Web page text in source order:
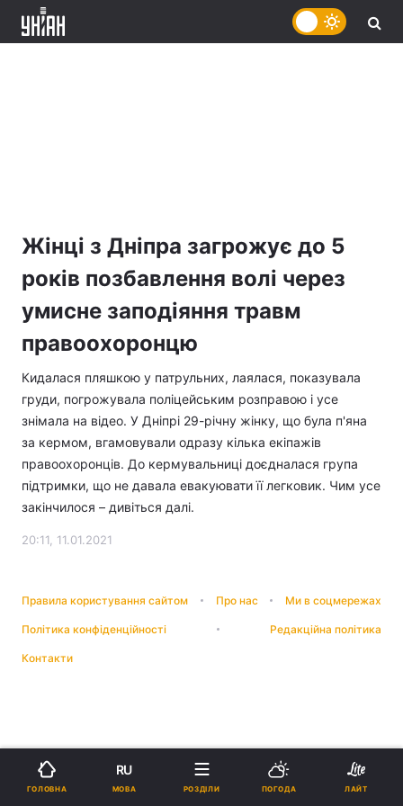
Жінці з Дніпра загрожує до 5
років позбавлення волі через
умисне заподіяння травм
правоохоронцю
Кидалася пляшкою у патрульних, лаялася, показувала
груди, погрожувала поліцейським розправою і усе
знімала на відео. У Дніпрі 29-річну жінку, що була п'яна
за кермом, вгамовували одразу кілька екіпажів
правоохоронців. До кермувальниці доєдналася група
підтримки, що не давала евакуювати її легковик. Чим усе
закінчилося – дивіться далі.
20:11, 11.01.2021
Правила користування сайтом Про нас Ми в соцмережах
Політика конфіденційності Редакційна політика
Контакти
ГОЛОВНА
RU
МОВА РОЗДІЛИ ПОГОДА ЛАЙТ